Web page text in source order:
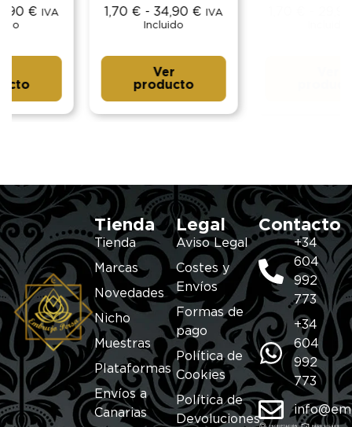
1,70 34,90€
IVA
1,70
Tienda
Tienda
Marcas
Novedades
Nicho
Muestras
Plataformas
Envíos a
Canarias
Legal
Aviso Legal
Costes y
Envíos
Formas de
pago
Política de
Cookies
Política de
Devoluciones
Contacto
+34
604
992
773
+34
604
992
773